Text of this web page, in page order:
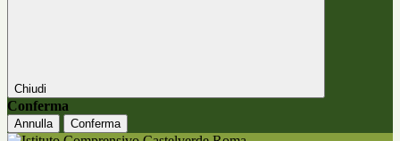
Chiudi
Conferma
Annulla Conferma